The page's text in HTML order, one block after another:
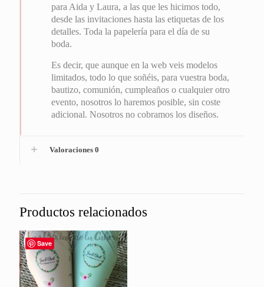
para Aida y Laura, a las que les hicimos todo,
desde las invitaciones hasta las etiquetas de los
detalles. Toda la papelería para el día de su
boda.
Es decir, que aunque en la web veis modelos
limitados, todo lo que soñéis, para vuestra boda,
bautizo, comunión, cumpleaños o cualquier otro
evento, nosotros lo haremos posible, sin coste
adicional. Nosotros no cobramos los diseños.
Valoraciones 0
Productos relacionados
Save